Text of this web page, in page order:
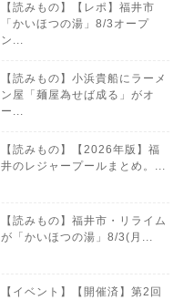
【読みもの】【レポ】福井市
「かいほつの湯」8/3オープ
ン...
【読みもの】小浜貴船にラーメ
ン屋「麺屋為せば成る」がオ
ー...
【読みもの】【2026年版】福
井のレジャープールまとめ。...
【読みもの】福井市・リライム
が「かいほつの湯」8/3(月...
【イベント】【開催済】第2回